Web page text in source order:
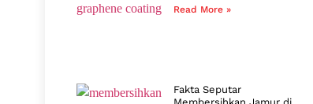
Read More »
Fakta Seputar